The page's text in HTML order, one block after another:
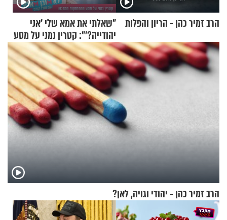
הרב זמיר כהן - הריון והפלות
"שאלתי את אמא שלי 'אני
יהודייה?'": קטרין נמני על מסע
ההתחזקות המרגש
הרב זמיר כהן - יהודי וגויה, לאן?